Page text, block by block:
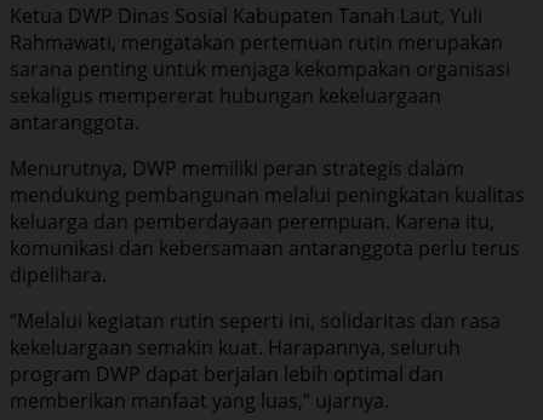
Ketua DWP Dinas Sosial Kabupaten Tanah Laut, Yuli
Rahmawati, mengatakan pertemuan rutin merupakan
sarana penting untuk menjaga kekompakan organisasi
sekaligus mempererat hubungan kekeluargaan
antaranggota.
Menurutnya, DWP memiliki peran strategis dalam
mendukung pembangunan melalui peningkatan kualitas
keluarga dan pemberdayaan perempuan. Karena itu,
komunikasi dan kebersamaan antaranggota perlu terus
dipelihara.
“Melalui kegiatan rutin seperti ini, solidaritas dan rasa
kekeluargaan semakin kuat. Harapannya, seluruh
program DWP dapat berjalan lebih optimal dan
memberikan manfaat yang luas,” ujarnya.